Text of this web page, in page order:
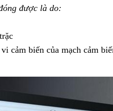
được là do:
cảm biến của mạch cảm